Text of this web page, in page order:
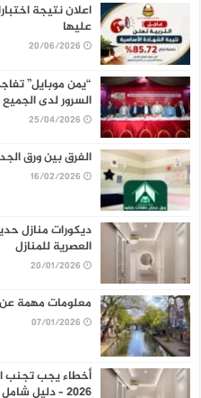
اعلان نتيجة
عليها
20/06/2026
“يمن موبايل”
السرور لدى الجميع
25/04/2026
الفرق بين ورق
16/02/2026
العصرية للمنازل
20/01/2026
معلومات مهمة عن
07/01/2026
أخطاء يجب تجنب
2026 – دليل شامل من خبراء الديكور